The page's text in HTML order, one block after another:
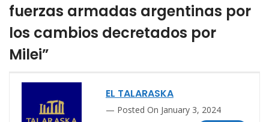
fuerzas armadas argentinas por
los cambios decretados por
Milei”
EL TALARASKA
Posted On January 3, 2024